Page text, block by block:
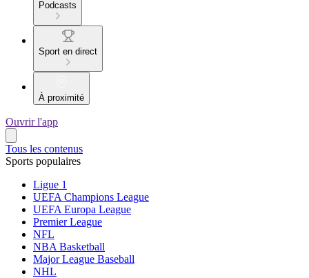
Podcasts
Sport en direct
À proximité
Ouvrir l'app
Tous les contenus
Sports populaires
Ligue 1
UEFA Champions League
UEFA Europa League
Premier League
NFL
NBA Basketball
Major League Baseball
NHL